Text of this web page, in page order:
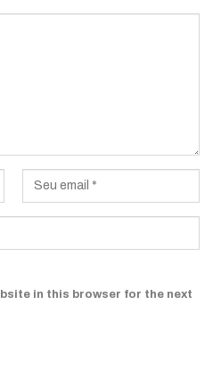
in this browser for the next